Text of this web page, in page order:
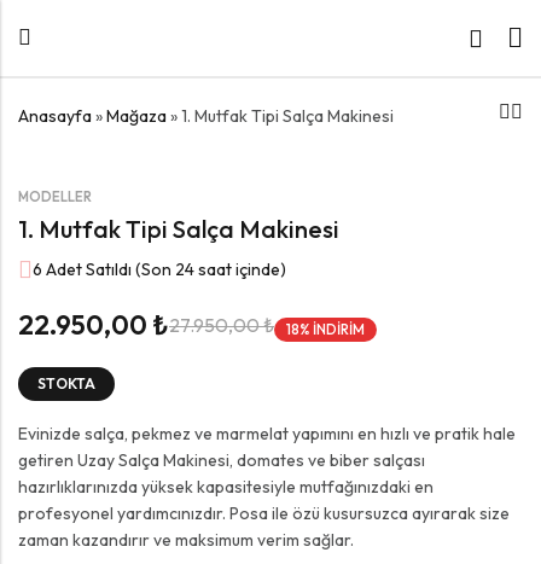
Anasayfa»Mağaza»1. Mutfak Tipi Salça Makinesi
MODELLER
1. Mutfak Tipi Salça Makinesi
6 Adet Satıldı (Son 24 saat içinde)
22.950,00 ₺27.950,00₺ 18% İNDİRİM
STOKTA
Evinizde salça, pekmez ve marmelat yapımını en hızlı ve pratik hale
getiren Uzay Salça Makinesi, domates ve biber salçası
hazırlıklarınızda yüksek kapasitesiyle mutfağınızdaki en
profesyonel yardımcınızdır. Posa ile özü kusursuzca ayırarak size
zaman kazandırır ve maksimum verim sağlar.